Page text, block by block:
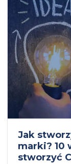
Jak
marki? 10
stworzyć